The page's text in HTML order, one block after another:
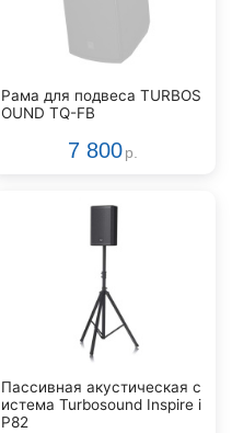
Рама для подвеса TURBOS
OUND TQ-FB
7 800 р.
Пассивная акустическая с
истема Turbosound Inspire i
P82